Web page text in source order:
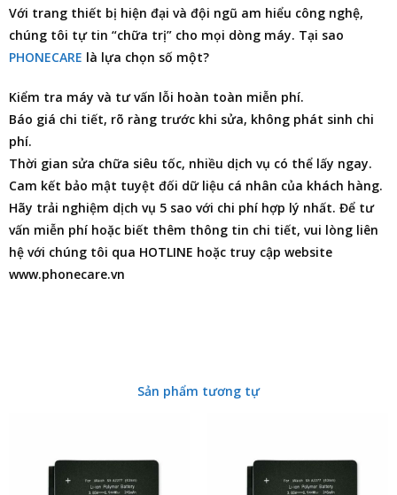
Với trang thiết bị hiện đại và đội ngũ am hiểu công nghệ,
chúng tôi tự tin “chữa trị” cho mọi dòng máy. Tại sao
PHONECARE là lựa chọn số một?
Kiểm tra máy và tư vấn lỗi hoàn toàn miễn phí.
Báo giá chi tiết, rõ ràng trước khi sửa, không phát sinh chi
phí.
Thời gian sửa chữa siêu tốc, nhiều dịch vụ có thể lấy ngay.
Cam kết bảo mật tuyệt đối dữ liệu cá nhân của khách hàng.
Hãy trải nghiệm dịch vụ 5 sao với chi phí hợp lý nhất. Để tư
vấn miễn phí hoặc biết thêm thông tin chi tiết, vui lòng liên
hệ với chúng tôi qua HOTLINE hoặc truy cập website
www.phonecare.vn
Sản phẩm tương tự